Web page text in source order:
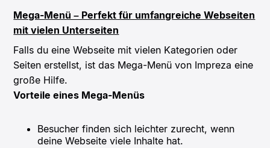
Mega-Menü – Perfekt für umfangreiche Webseiten
mit vielen Unterseiten
Falls du eine Webseite mit vielen Kategorien oder
Seiten erstellst, ist das Mega-Menü von Impreza eine
große Hilfe.
Vorteile eines Mega-Menüs
Besucher finden sich leichter zurecht, wenn
deine Webseite viele Inhalte hat.